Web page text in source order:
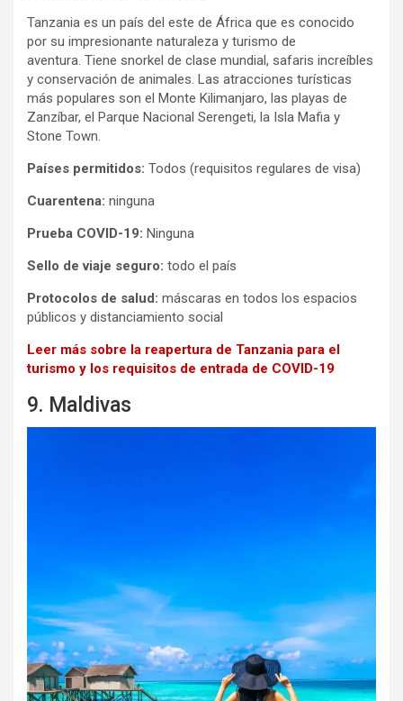
Tanzania es un país del este de África que es conocido
por su impresionante naturaleza y turismo de
aventura. Tiene snorkel de clase mundial, safaris increíbles
y conservación de animales. Las atracciones turísticas
más populares son el Monte Kilimanjaro, las playas de
Zanzíbar, el Parque Nacional Serengeti, la Isla Mafia y
Stone Town.
Países permitidos: Todos (requisitos regulares de visa)
Cuarentena: ninguna
Prueba COVID-19: Ninguna
Sello de viaje seguro: todo el país
Protocolos de salud: máscaras en todos los espacios
públicos y distanciamiento social
Leer más sobre la reapertura de Tanzania para el
turismo y los requisitos de entrada de COVID-19
9. Maldivas